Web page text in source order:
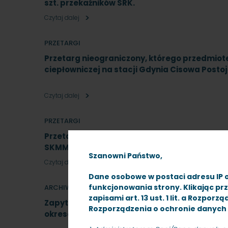
Szanowni Państwo,
Dane osobowe w postaci adresu
funkcjonowania strony. Klikając
zapisami art. 13 ust. 1 lit. a
Rozporządzenia o ochronie
szt. przekaźników SRK.
Czytaj dalej
PRZETARGI
Przetarg nieograniczony, którego
ciepłowniczej na stacji Gdynia Cisowa
Czytaj dalej
PRZETARGI
Przetarg nieograniczony na dostawę
SKMMU.086.77.22
Czytaj dalej
ARCHIWUM
Zapytanie ofertowe na wykonanie badań
okresowej w zakresie nawierzchni kolejowej